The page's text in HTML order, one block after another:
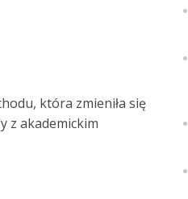
która zmieniła się
z akademickim